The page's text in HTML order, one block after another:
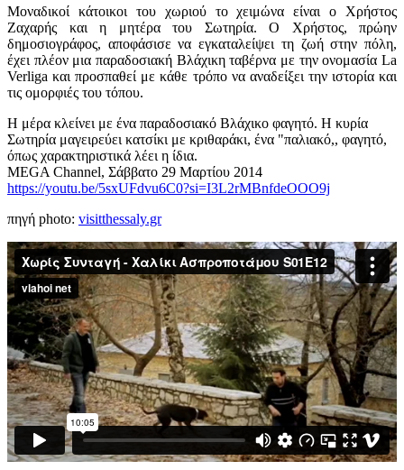
Μοναδικοί κάτοικοι του χωριού το χειμώνα είναι ο Χρήστος
Ζαχαρής και η μητέρα του Σωτηρία. Ο Χρήστος, πρώην
δημοσιογράφος, αποφάσισε να εγκαταλείψει τη ζωή στην πόλη,
έχει πλέον μια παραδοσιακή Βλάχικη ταβέρνα με την ονομασία La
Verliga και προσπαθεί με κάθε τρόπο να αναδείξει την ιστορία και
τις ομορφιές του τόπου.
Η μέρα κλείνει με ένα παραδοσιακό Βλάχικο φαγητό. Η κυρία
Σωτηρία μαγειρεύει κατσίκι με κριθαράκι, ένα "παλιακό,, φαγητό,
όπως χαρακτηριστικά λέει η ίδια.
MEGA Channel, Σάββατο 29 Μαρτίου 2014
https://youtu.be/5sxUFdvu6C0?si=I3L2rMBnfdeOOO9j
πηγή photo: visitthessaly.gr